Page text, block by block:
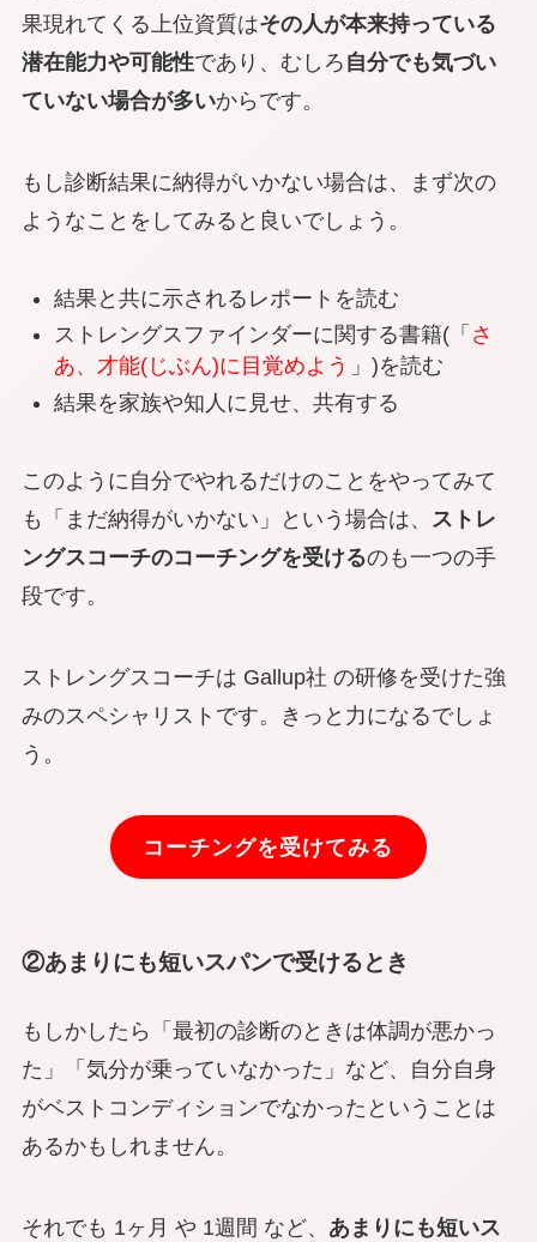
果現れてくる上位資質はその人が本来持っている
潜在能力や可能性であり、むしろ 自分でも気づい
ていない場合が多いからです。
もし診断結果に納得がいかない場合は、まず次の
ようなことをしてみると良いでしょう。
結果と共に示されるレポートを読む
ストレングスファインダーに関する書籍(「 さ
あ、才能(じぶん)に目覚めよう 」)を読む
結果を家族や知人に見せ、共有する
このように自分でやれるだけのことをやってみて
も「まだ納得がいかない」という場合は、
ストレ
ングスコーチのコーチングを受けるのも一つの手
段です。
ストレングスコーチは Gallup社 の研修を受けた強
みのスペシャリストです。きっと力になるでしょ
う。
コーチングを受けてみる
②あまりにも短いスパンで受けるとき
もしかしたら「最初の診断のときは体調が悪かっ
た」「気分が乗っていなかった」など、自分自身
がベストコンディションでなかったということは
あるかもしれません。
それでも 1ヶ月 や 1週間 など、 あまりにも短いス